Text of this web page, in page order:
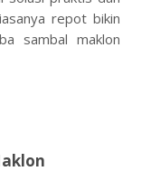
repot bikin
sambal maklon